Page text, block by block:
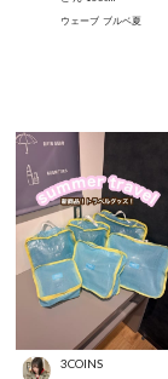
ウェーブ ブルベ夏
3COINS